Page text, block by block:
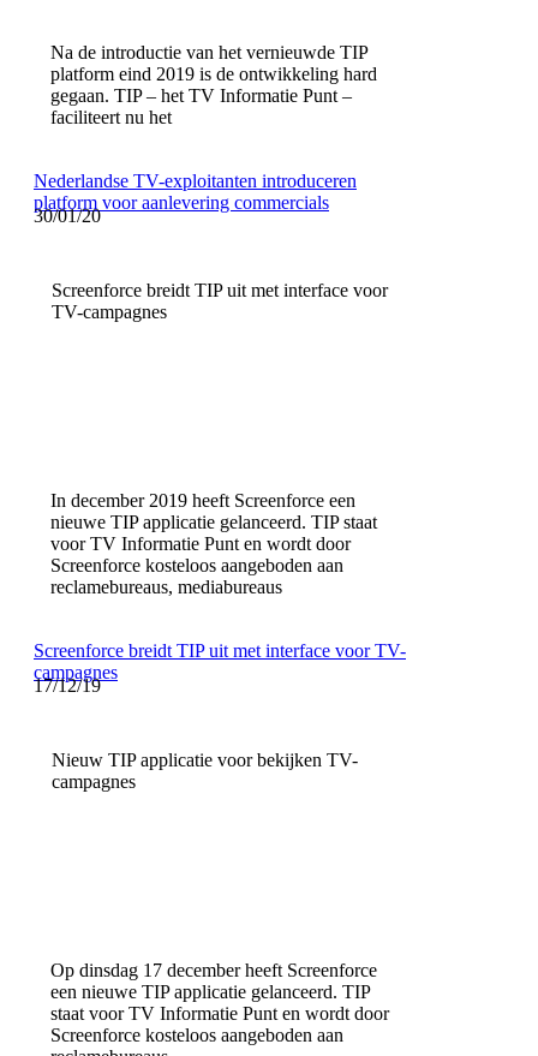
Na de introductie van het vernieuwde TIP
platform eind 2019 is de ontwikkeling hard
gegaan. TIP – het TV Informatie Punt –
faciliteert nu het
Nederlandse TV-exploitanten introduceren
platform voor aanlevering commercials
30/01/20
Screenforce breidt TIP uit met interface voor
TV-campagnes
In december 2019 heeft Screenforce een
nieuwe TIP applicatie gelanceerd. TIP staat
voor TV Informatie Punt en wordt door
Screenforce kosteloos aangeboden aan
reclamebureaus, mediabureaus
Screenforce breidt TIP uit met interface voor TV-
campagnes
17/12/19
Nieuw TIP applicatie voor bekijken TV-
campagnes
Op dinsdag 17 december heeft Screenforce
een nieuwe TIP applicatie gelanceerd. TIP
staat voor TV Informatie Punt en wordt door
Screenforce kosteloos aangeboden aan